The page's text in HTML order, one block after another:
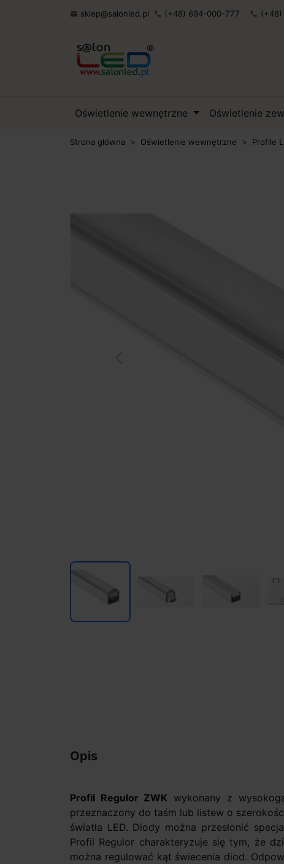
 sklep@salonled.pl phone (+48) 694-000-777 phone
Oświetlenie wewnętrzne Oświetlenie
Strona główna Oświetlenie wewnętrzne Profile
Opis
Profil Regulor ZWK wykonany z
przeznaczony do taśm lub listew o
światła LED. Diody można przesłonić
Profil Regulor charakteryzuje się tym, że
można regulować kąt świecenia diod.